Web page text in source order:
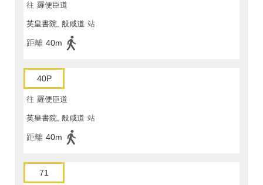
往 羅便臣道
英皇書院, 般咸道 站
距離 40m
40P
往 羅便臣道
英皇書院, 般咸道 站
距離 40m
71